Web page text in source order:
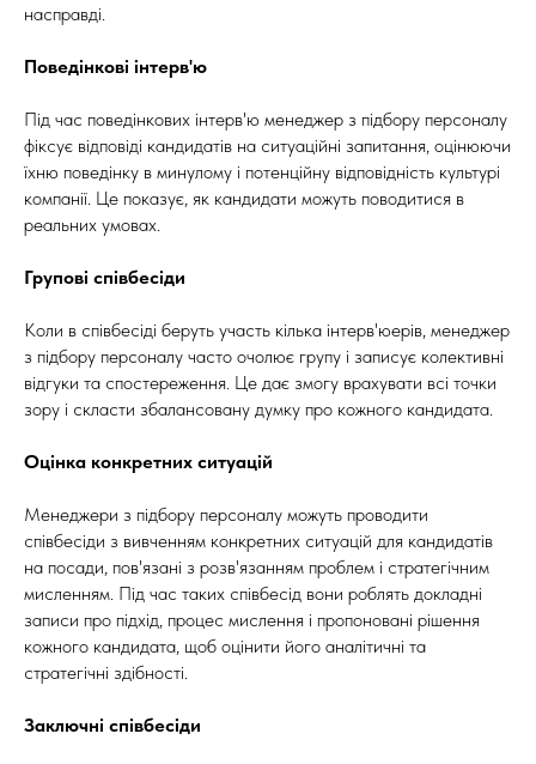
насправді.
Поведінкові інтерв'ю
Під час поведінкових інтерв'ю менеджер з підбору персоналу
фіксує відповіді кандидатів на ситуаційні запитання, оцінюючи
їхню поведінку в минулому і потенційну відповідність культурі
компанії. Це показує, як кандидати можуть поводитися в
реальних умовах.
Групові співбесіди
Коли в співбесіді беруть участь кілька інтерв'юерів, менеджер
з підбору персоналу часто очолює групу і записує колективні
відгуки та спостереження. Це дає змогу врахувати всі точки
зору і скласти збалансовану думку про кожного кандидата.
Оцінка конкретних ситуацій
Менеджери з підбору персоналу можуть проводити
співбесіди з вивченням конкретних ситуацій для кандидатів
на посади, пов'язані з розв'язанням проблем і стратегічним
мисленням. Під час таких співбесід вони роблять докладні
записи про підхід, процес мислення і пропоновані рішення
кожного кандидата, щоб оцінити його аналітичні та
стратегічні здібності.
Заключні співбесіди